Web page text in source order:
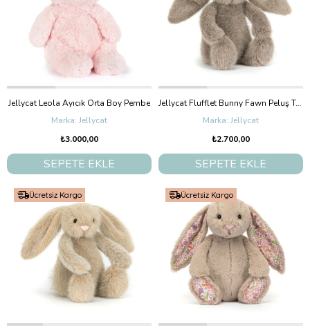
Jellycat Leola Ayıcık Orta Boy Pembe
Jellycat
₺3.000,00
SEPETE EKLE
Jellycat Flufflet Bunny Fawn Peluş Tavşan Küçük Boy 18 cm
Jellycat
₺2.700,00
SEPETE EKLE
Ücretsiz Kargo Ücretsiz Kargo